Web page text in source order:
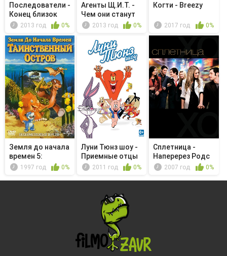
Последователи -
Конец близок
2013 год 0%
Агенты Щ.И.Т. -
Чем они станут
2013 год 0%
Когти - Breezy
2017 год 0%
Земля до начала
времен 5:
Таинственны...
1997 год 0%
Луни Тюнз шоу -
Приемные отцы
2011 год 0%
Сплетница -
Наперерез Родс
2007 год 0%